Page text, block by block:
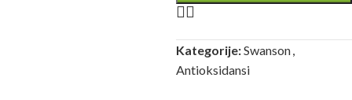
Kategorije:Swanson,
Antioksidansi